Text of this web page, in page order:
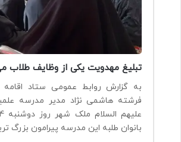
تبلیغ مهدویت یکی از وظایف طلاب
به گزارش روابط عمومی ستاد اقامه
فرشته هاشمی نژاد مدیر مدرسه
بانوان طلبه این مدرسه پیرامون بزرگ